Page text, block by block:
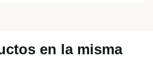
en la misma